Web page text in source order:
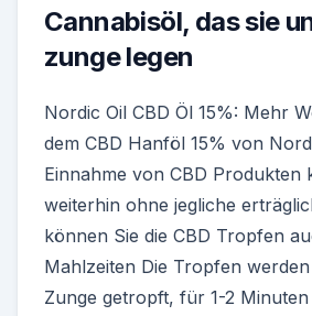
Cannabisöl, das sie
zunge legen
Nordic Oil CBD Öl 15%: Mehr
dem CBD Hanföl 15% von
Einnahme von CBD Produkten
weiterhin ohne jegliche
können Sie die CBD Tropfen
Mahlzeiten Die Tropfen
Zunge getropft, für 1-2